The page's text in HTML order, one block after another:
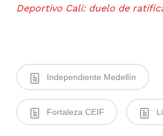
Deportivo Cali: duelo de
Independiente Medellín
Fortaleza CEIF